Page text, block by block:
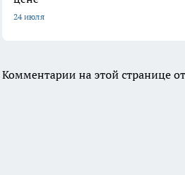
24 июля
Комментарии на этой странице